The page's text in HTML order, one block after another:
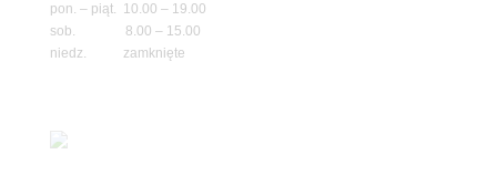
pon. – piąt. 10.00 – 19.00
sob. 8.00 – 15.00
niedz. zamknięte